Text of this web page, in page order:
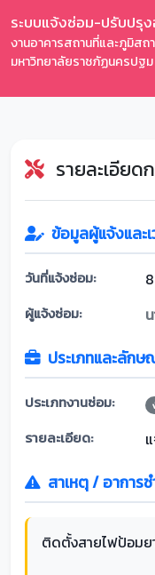
ระบบแจ้งซ่อม-ปรับปรุ
งานอาคารสถานที่และภูมิสถ
มหาวิทยาลัยราชภัฏนครปฐม
รายละเอียด
ข้อมูลผู้แจ้งและ
วันที่แจ้งซ่อม:
ผู้แจ้งซ่อม:
ประเภทและลักษ
ประเภทงานซ่อม:
รายละเอียด:
สาเหตุ / อาการ
ติดตั้งสายไฟป้อมย